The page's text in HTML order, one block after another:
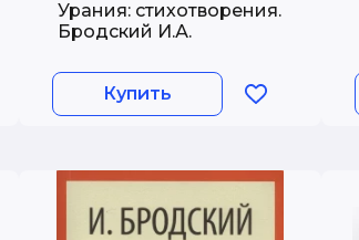
Урания: стихотворения.
Бродский И.А.
Купить